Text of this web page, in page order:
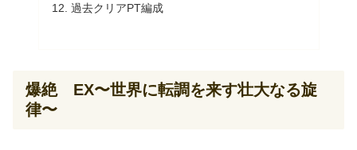
過去クリアPT編成
爆絶 EX〜世界に転調を来す壮大なる旋
律〜